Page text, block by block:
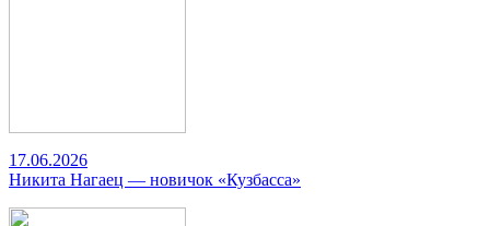
17.06.2026
Никита Нагаец — новичок «Кузбасса»